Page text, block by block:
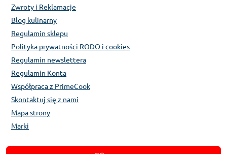
Zwroty i Reklamacje
Blog kulinarny
Regulamin sklepu
Polityka prywatności RODO i cookies
Regulamin newslettera
Regulamin Konta
Współpraca z PrimeCook
Skontaktuj się z nami
Mapa strony
Marki